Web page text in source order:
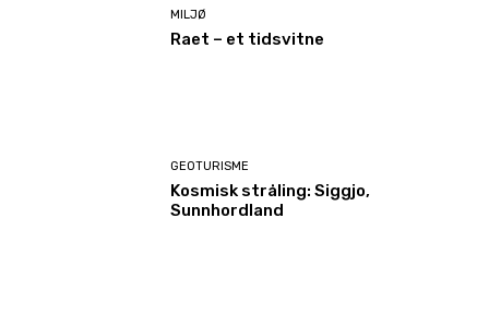
MILJØ
Raet – et tidsvitne
GEOTURISME
Kosmisk stråling: Siggjo,
Sunnhordland